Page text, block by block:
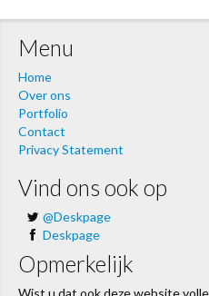
Menu
Home
Over ons
Portfolio
Contact
Privacy Statement
Vind ons ook op
@Deskpage
Deskpage
Opmerkelijk
Wist u dat ook deze website